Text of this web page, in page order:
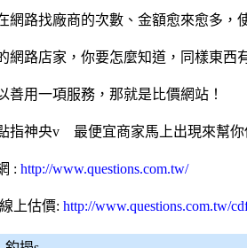
網路找廠商的次數、金額愈來愈多，
網路店家，你要怎麼知道，同樣東西
善用一項服務，那就是比價網站！
指神央v 最便宜商家馬上出現來幫你
: http://www.questions.com.tw/
上估價: http://www.questions.com.tw/